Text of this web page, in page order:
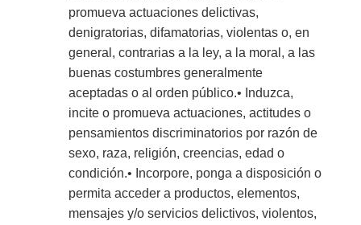
promueva actuaciones delictivas,
denigratorias, difamatorias, violentas o, en
general, contrarias a la ley, a la moral, a las
buenas costumbres generalmente
aceptadas o al orden público.• Induzca,
incite o promueva actuaciones, actitudes o
pensamientos discriminatorios por razón de
sexo, raza, religión, creencias, edad o
condición.• Incorpore, ponga a disposición o
permita acceder a productos, elementos,
mensajes y/o servicios delictivos, violentos,